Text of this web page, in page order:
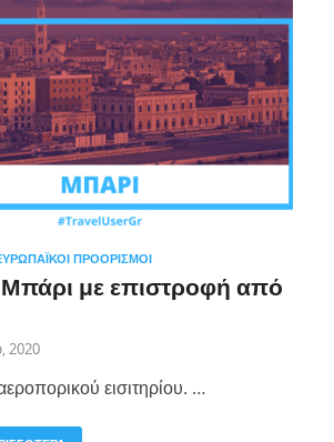
ΠΡΟΟΡΙΣΜΟΊ
με επιστροφή από
2020
εισιτηρίου. …